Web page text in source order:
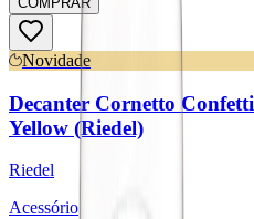
Novidade
Decanter Cornetto Confetti
Yellow (Riedel)
Riedel
Acessório